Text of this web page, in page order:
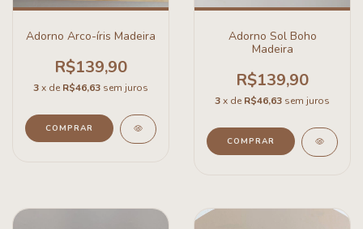
Adorno Arco-íris Madeira
R$139,90
3x de R$46,63 sem juros
Adorno Sol Boho
Madeira
R$139,90
3x de R$46,63 sem juros